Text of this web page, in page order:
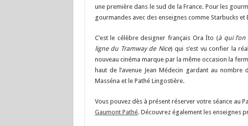
une première dans le sud de la France. Pour les
gourmandes avec des enseignes comme Starbucks et
C’est le célèbre designer français Ora Ïto (à qui
ligne du Tramway de Nice) qui s’est vu confier la
nouveau cinéma marque par la même occasion la
haut de l’avenue Jean Médecin gardant au
Masséna et le Pathé Lingostière.
Vous pouvez dès à présent réserver votre séance au
Gaumont Pathé. Découvrez également les enseignes